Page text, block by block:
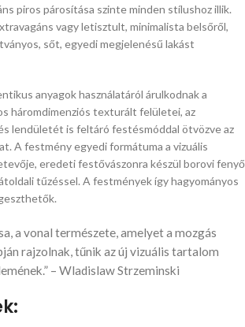
piros párosítása szinte minden stílushoz illik.
vagy letisztult, minimalista belsőről,
sőt, egyedi megjelenésű lakást
anyagok használatáról árulkodnak a
háromdimenziós texturált felületei, az
lendületét is feltáró festésmóddal ötvözve az
A festmény egyedi formátuma a vizuális
eredeti festővászonra készül borovi fenyő
tűzéssel. A festmények így hagyományos
a vonal természete, amelyet a mozgás
rajzolnak, tűnik az új vizuális tartalom
– Wladislaw Strzeminski